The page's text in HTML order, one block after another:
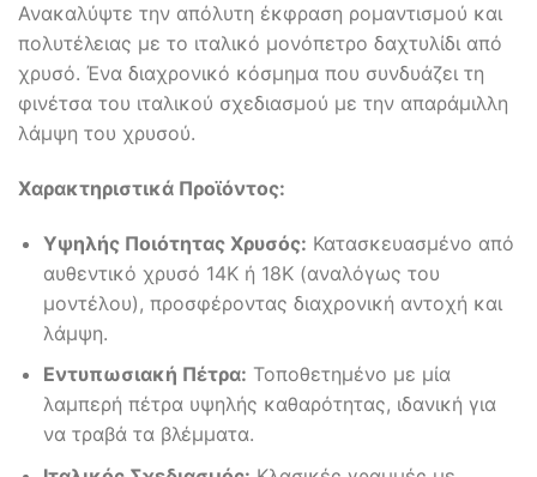
Ανακαλύψτε την απόλυτη έκφραση ρομαντισμού και
πολυτέλειας με το ιταλικό μονόπετρο δαχτυλίδι από
χρυσό. Ένα διαχρονικό κόσμημα που συνδυάζει τη
φινέτσα του ιταλικού σχεδιασμού με την απαράμιλλη
λάμψη του χρυσού.
Χαρακτηριστικά Προϊόντος:
Υψηλής Ποιότητας Χρυσός: Κατασκευασμένο από
αυθεντικό χρυσό 14Κ ή 18Κ (αναλόγως του
μοντέλου), προσφέροντας διαχρονική αντοχή και
λάμψη.
Εντυπωσιακή Πέτρα: Τοποθετημένο με μία
λαμπερή πέτρα υψηλής καθαρότητας, ιδανική για
να τραβά τα βλέμματα.